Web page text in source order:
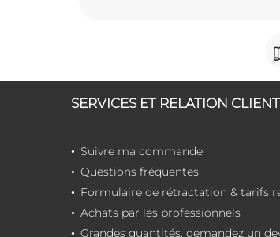
SERVICES ET RELATION CLIENT
Suivre ma commande
Questions fréquentes
Formulaire de rétractation & tarifs
Achats par les professionnels
Grandes quantités, demandez un